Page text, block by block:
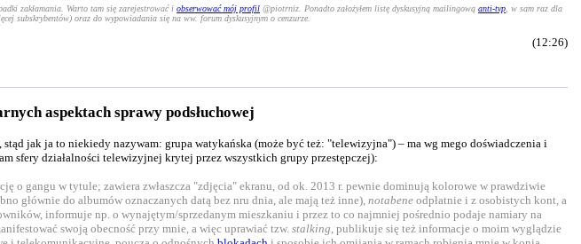
zakłamania. Warto tam się zarejestrować i obserwować mój profil @piotrniz. Ponadto założyłem listę dyskusyjną mailingową anti-tvp, w sam raz dla
subskrybentów) oraz do wypowiadania się na ww. forum dyskusyjnym o cenzurze.
(12:26)
aspektach sprawy podsłuchowej
jak ja to niekiedy nazywam: grupa watykańska (może być też: "telewizyjna") – ma wg mego doświadczenia i
sfery działalności telewizyjnej krytej przez wszystkich grupy przestępczej):
o gangu w tytule; zawiera zwłaszcza "zdjęcia" ekranu, od ok. 2013 r. pewnie dominują kolorowe w prawdziwie
głównie do albumów oznaczanych datą bez nru dnia, ale mają też inne), notabene odpłatnie i z osobistych kont, a
informuje np. o wynajętym/sprzedanym mieszkaniu i przez to co najmniej pośrednio podaje namiary na
swoją obecność przy mnie, a więc uprawiać tzw. stalking, publikuje się też informacje o moim wyglądzie